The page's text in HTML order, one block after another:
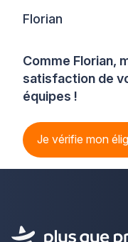
Comme Florian,
satisfaction de
équipes !
Je vérifie mon
Florian